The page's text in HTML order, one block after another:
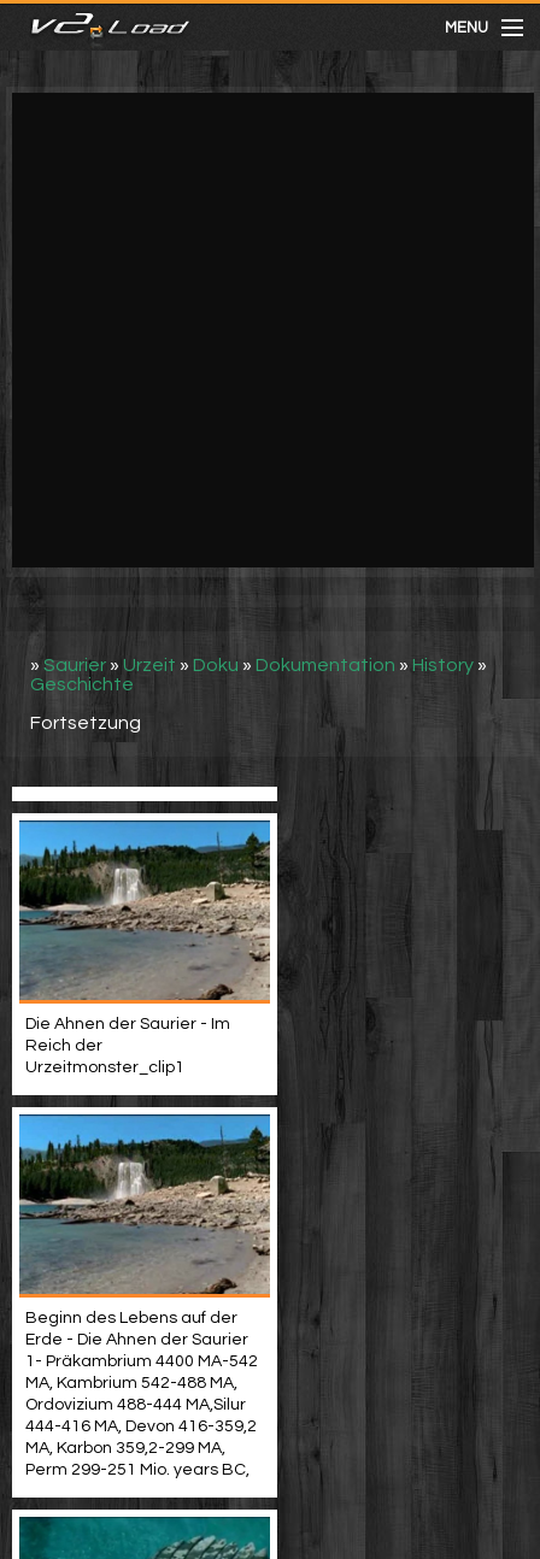
MENU
meist gesehen
» Saurier » Urzeit » Doku » Dokumentation » History »
Geschichte
Fortsetzung
Die Ahnen der Saurier - Im
Reich der
Urzeitmonster_clip1
Beginn des Lebens auf der
Erde - Die Ahnen der Saurier
1- Präkambrium 4400 MA-542
MA, Kambrium 542-488 MA,
Ordovizium 488-444 MA,Silur
444-416 MA, Devon 416-359,2
MA, Karbon 359,2-299 MA,
Perm 299-251 Mio. years BC,